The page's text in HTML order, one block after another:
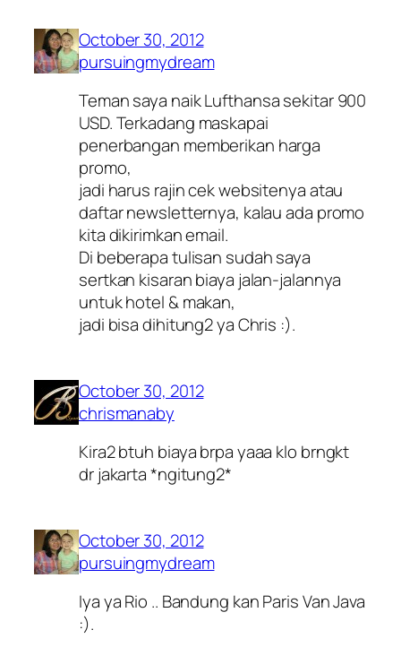
October 30, 2012
pursuingmydream
Teman saya naik Lufthansa sekitar 900
USD. Terkadang maskapai
penerbangan memberikan harga
promo,
jadi harus rajin cek websitenya atau
daftar newsletternya, kalau ada promo
kita dikirimkan email.
Di beberapa tulisan sudah saya
sertkan kisaran biaya jalan-jalannya
untuk hotel & makan,
jadi bisa dihitung2 ya Chris :).
October 30, 2012
chrismanaby
Kira2 btuh biaya brpa yaaa klo brngkt
dr jakarta *ngitung2*
October 30, 2012
pursuingmydream
Iya ya Rio .. Bandung kan Paris Van Java
:).